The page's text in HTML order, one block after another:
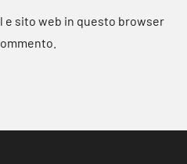
e sito web in questo browser